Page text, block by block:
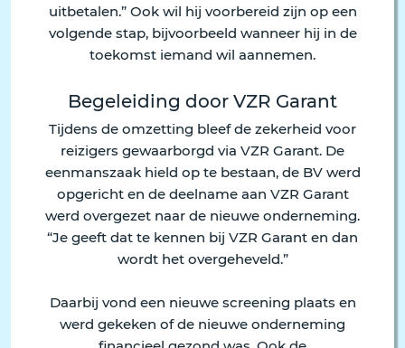
uitbetalen.” Ook wil hij voorbereid zijn op een
volgende stap, bijvoorbeeld wanneer hij in de
toekomst iemand wil aannemen.
Begeleiding door VZR Garant
Tijdens de omzetting bleef de zekerheid voor
reizigers gewaarborgd via VZR Garant. De
eenmanszaak hield op te bestaan, de BV werd
opgericht en de deelname aan VZR Garant
werd overgezet naar de nieuwe onderneming.
“Je geeft dat te kennen bij VZR Garant en dan
wordt het overgeheveld.”
Daarbij vond een nieuwe screening plaats en
werd gekeken of de nieuwe onderneming